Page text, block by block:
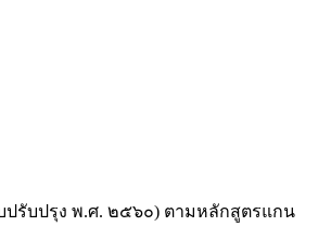
ปรับปรุง พ.ศ. ๒๕๖๐) ตามหลักสูตรแกน